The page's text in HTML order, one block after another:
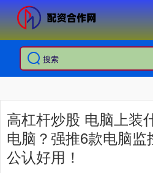
高杠杆炒股 电脑上装
电脑？强推6款电脑监
公认好用！